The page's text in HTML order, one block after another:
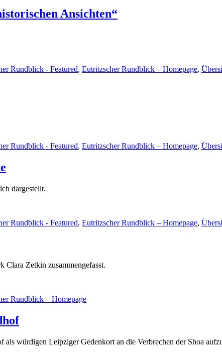
Ansichten“
Rundblick - Featured, Eutritzscher Rundblick – Homepage,
Rundblick - Featured, Eutritzscher Rundblick – Homepage,
dargestellt.
Rundblick - Featured, Eutritzscher Rundblick – Homepage,
Clara Zetkin zusammengefasst.
Rundblick – Homepage
würdigen Leipziger Gedenkort an die Verbrechen der Shoa